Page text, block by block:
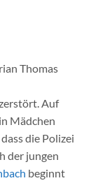
Thomas
Auf
Mädchen
die Polizei
der jungen
beginnt